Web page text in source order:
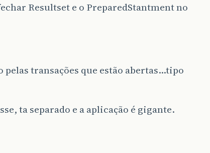
Resultset e o PreparedStantment no
transações que estão abertas…tipo
ta separado e a aplicação é gigante.